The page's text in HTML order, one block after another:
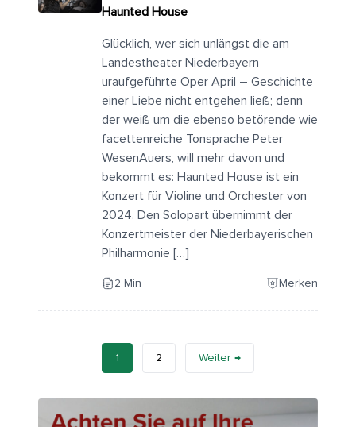
Haunted House
Glücklich, wer sich unlängst die am
Landestheater Niederbayern
uraufgeführte Oper April – Geschichte
einer Liebe nicht entgehen ließ; denn
der weiß um die ebenso betörende wie
facettenreiche Tonsprache Peter
WesenAuers, will mehr davon und
bekommt es: Haunted House ist ein
Konzert für Violine und Orchester von
2024. Den Solopart übernimmt der
Konzertmeister der Niederbayerischen
Philharmonie […]
2 Min Merken
Beiträge-
Navigation
1 2 Weiter →